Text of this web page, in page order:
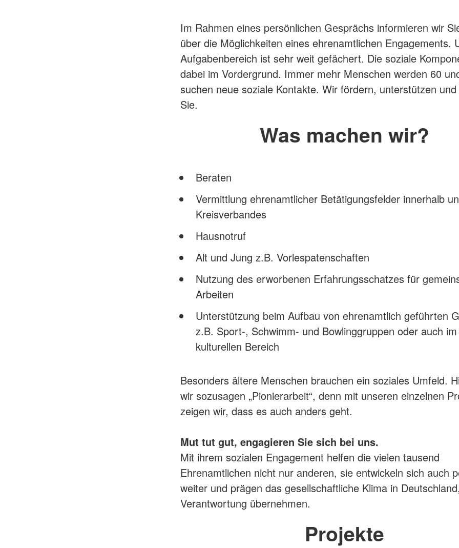
Im Rahmen eines persönlichen Gesprächs informieren wir
über die Möglichkeiten eines ehrenamtlichen Engagements.
Aufgabenbereich ist sehr weit gefächert. Die soziale
dabei im Vordergrund. Immer mehr Menschen werden 60
suchen neue soziale Kontakte. Wir fördern, unterstützen
Sie.
Was machen wir?
Beraten
Vermittlung ehrenamtlicher Betätigungsfelder innerhalb
Kreisverbandes
Hausnotruf
Alt und Jung z.B. Vorlespatenschaften
Nutzung des erworbenen Erfahrungsschatzes für
Arbeiten
Unterstützung beim Aufbau von ehrenamtlich geführten
z.B. Sport-, Schwimm- und Bowlinggruppen oder auch im
kulturellen Bereich
Besonders ältere Menschen brauchen ein soziales Umfeld.
wir sozusagen „Pionierarbeit“, denn mit unseren einzelnen
zeigen wir, dass es auch anders geht.
Mut tut gut, engagieren Sie sich bei uns.
Mit ihrem sozialen Engagement helfen die vielen tausend
Ehrenamtlichen nicht nur anderen, sie entwickeln sich auch
weiter und prägen das gesellschaftliche Klima in
Verantwortung übernehmen.
Projekte